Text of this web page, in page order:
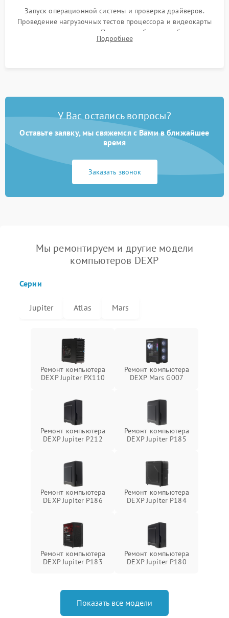
Запуск операционной системы и проверка драйверов.
Проведение нагрузочных тестов процессора и видеокарты
для контроля температур. Проверка работоспособности всех
USB-портов, аудиовыходов и сетевого подключения.
Подробнее
У Вас остались вопросы?
Оставьте заявку, мы свяжемся с Вами в ближайшее
время
Заказать звонок
Мы ремонтируем и другие модели
компьютеров DEXP
Серии
Jupiter Atlas Mars
Ремонт компьютера
DEXP Jupiter PX110
Ремонт компьютера
DEXP Mars G007
Ремонт компьютера
DEXP Jupiter P212
Ремонт компьютера
DEXP Jupiter P185
Ремонт компьютера
DEXP Jupiter P186
Ремонт компьютера
DEXP Jupiter P184
Ремонт компьютера
DEXP Jupiter P183
Ремонт компьютера
DEXP Jupiter P180
Показать все модели